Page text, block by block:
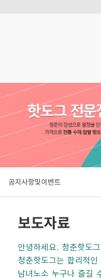
공지사항및이벤트
보도자료
안녕하세요. 청춘핫도
청춘핫도그는 합리적
남녀노소 누구나 즐길